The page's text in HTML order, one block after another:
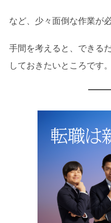
など、少々面倒な作業が
手間を考えると、できる
しておきたいところです。